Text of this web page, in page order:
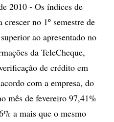
compartilhamento
2010 - Os índices de
no 1º semestre de
ao apresentado no
da TeleCheque,
de crédito em
com a empresa, do
mês de fevereiro 97,41%
a mais que o mesmo